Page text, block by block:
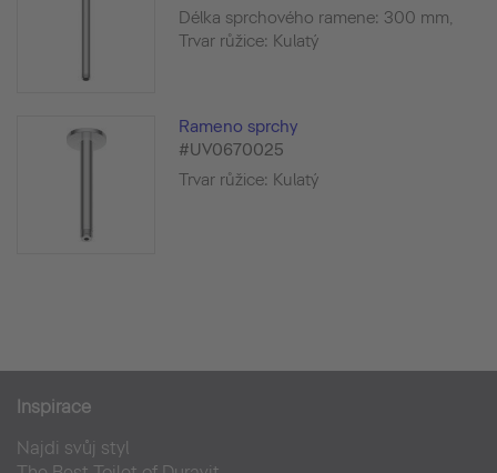
Délka sprchového ramene: 300 mm,
Trvar růžice: Kulatý
Rameno sprchy
#UV0670025
Trvar růžice: Kulatý
Inspirace
Najdi svůj styl